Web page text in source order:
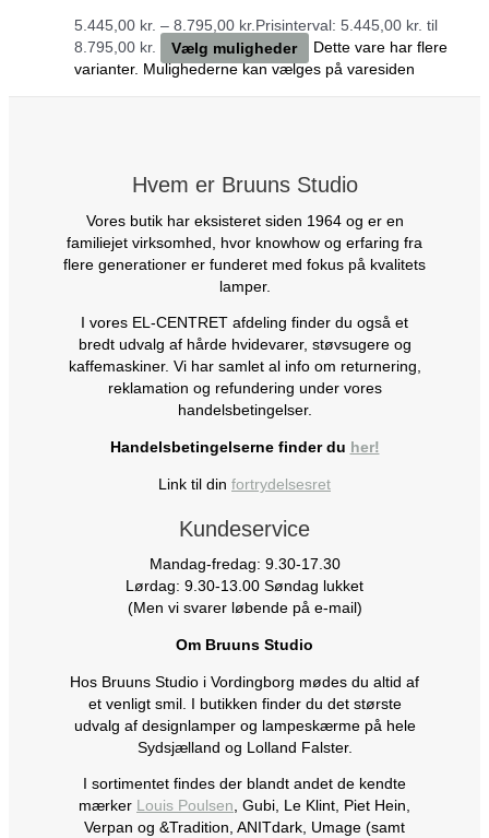
5.445,00 kr. – 8.795,00 kr. Prisinterval: 5.445,00 kr. til
8.795,00 kr.
Vælg muligheder
Dette vare har flere
varianter. Mulighederne kan vælges på varesiden
Hvem er Bruuns Studio
Vores butik har eksisteret siden 1964 og er en
familiejet virksomhed, hvor knowhow og erfaring fra
flere generationer er funderet med fokus på kvalitets
lamper.
I vores EL-CENTRET afdeling finder du også et
bredt udvalg af hårde hvidevarer, støvsugere og
kaffemaskiner. Vi har samlet al info om returnering,
reklamation og refundering under vores
handelsbetingelser.
Handelsbetingelserne finder du her!
Link til din fortrydelsesret
Kundeservice
Mandag-fredag: 9.30-17.30
Lørdag: 9.30-13.00 Søndag lukket
(Men vi svarer løbende på e-mail)
Om Bruuns Studio
Hos Bruuns Studio i Vordingborg mødes du altid af
et venligt smil. I butikken finder du det største
udvalg af designlamper og lampeskærme på hele
Sydsjælland og Lolland Falster.
I sortimentet findes der blandt andet de kendte
mærker Louis Poulsen, Gubi, Le Klint, Piet Hein,
Verpan og &Tradition, ANITdark, Umage (samt